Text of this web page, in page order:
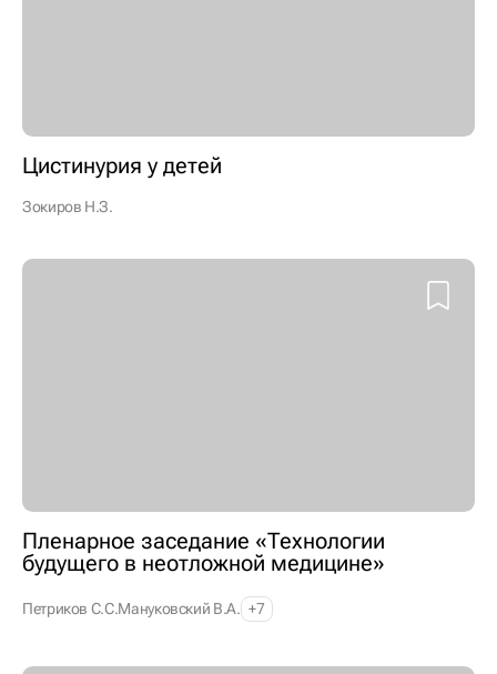
Цистинурия у детей
Зокиров Н.З.
Пленарное заседание «Технологии
будущего в неотложной медицине»
Петриков С.С.Мануковский В.А. +7